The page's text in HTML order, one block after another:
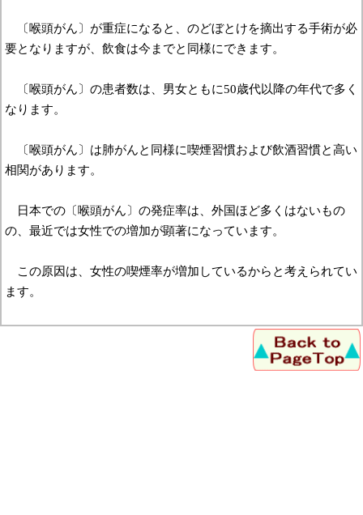
〔喉頭がん〕が重症になると、のどぼとけを摘出する手術が必
要となりますが、飲食は今までと同様にできます。
〔喉頭がん〕の患者数は、男女ともに50歳代以降の年代で多く
なります。
〔喉頭がん〕は肺がんと同様に喫煙習慣および飲酒習慣と高い
相関があります。
日本での〔喉頭がん〕の発症率は、外国ほど多くはないもの
の、最近では女性での増加が顕著になっています。
この原因は、女性の喫煙率が増加しているからと考えられてい
ます。